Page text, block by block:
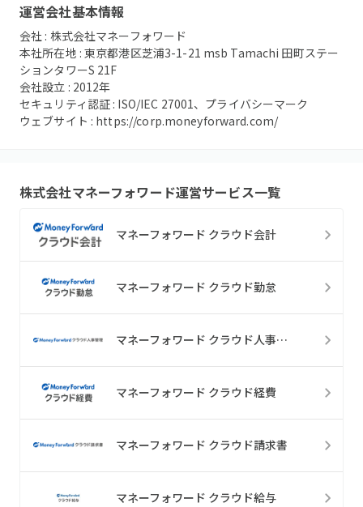
運営会社基本情報
会社 : 株式会社マネーフォワード
本社所在地 :東京都港区芝浦3-1-21 msb Tamachi 田町ステー
ションタワーS 21F
会社設立 : 2012年
セキュリティ認証 : ISO/IEC 27001、プライバシーマーク
ウェブサイト : https://corp.moneyforward.com/
株式会社マネーフォワード運営サービス一覧
マネーフォワード クラウド会計
マネーフォワード クラウド勤怠
マネーフォワード クラウド人事管理
マネーフォワード クラウド経費
マネーフォワード クラウド請求書
マネーフォワード クラウド給与